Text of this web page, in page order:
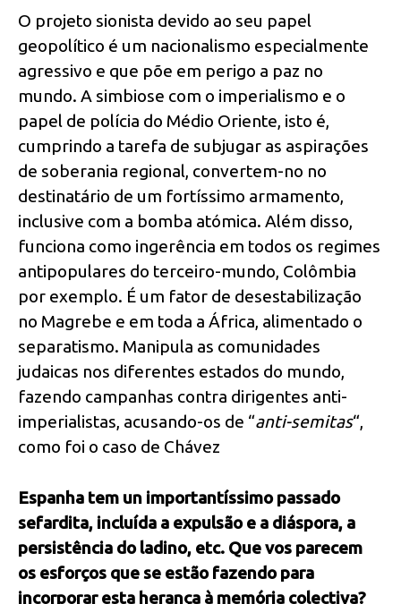
O projeto sionista devido ao seu papel
geopolítico é um nacionalismo especialmente
agressivo e que põe em perigo a paz no
mundo. A simbiose com o imperialismo e o
papel de polícia do Médio Oriente, isto é,
cumprindo a tarefa de subjugar as aspirações
de soberania regional, convertem-no no
destinatário de um fortíssimo armamento,
inclusive com a bomba atómica. Além disso,
funciona como ingerência em todos os regimes
antipopulares do terceiro-mundo, Colômbia
por exemplo. É um fator de desestabilização
no Magrebe e em toda a África, alimentado o
separatismo. Manipula as comunidades
judaicas nos diferentes estados do mundo,
fazendo campanhas contra dirigentes anti-
imperialistas, acusando-os de “anti-semitas“,
como foi o caso de Chávez
Espanha tem un importantíssimo passado
sefardita, incluída a expulsão e a diáspora, a
persistência do ladino, etc. Que vos parecem
os esforços que se estão fazendo para
incorporar esta herança à memória colectiva?